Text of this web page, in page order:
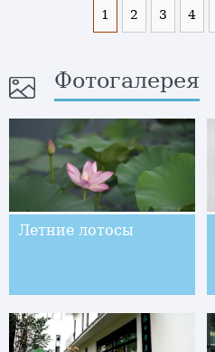
1 2 3 4
Фотогалерея
Летние лотосы